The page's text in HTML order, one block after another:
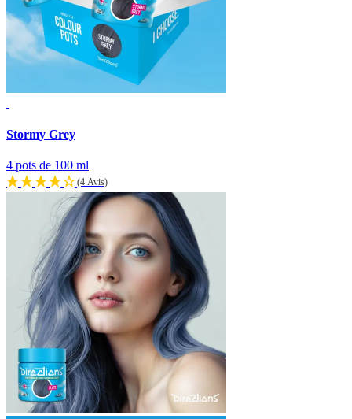
Stormy Grey
4 pots de 100 ml
(4 Avis)